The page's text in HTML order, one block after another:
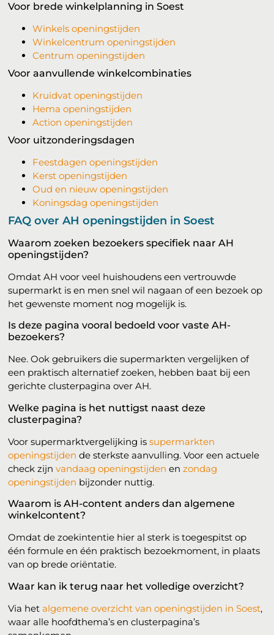
Voor brede winkelplanning in Soest
Winkels openingstijden
Winkelcentrum openingstijden
Centrum openingstijden
Voor aanvullende winkelcombinaties
Kruidvat openingstijden
Hema openingstijden
Action openingstijden
Voor uitzonderingsdagen
Feestdagen openingstijden
Kerst openingstijden
Oud en nieuw openingstijden
Koningsdag openingstijden
FAQ over AH openingstijden in Soest
Waarom zoeken bezoekers specifiek naar AH
openingstijden?
Omdat AH voor veel huishoudens een vertrouwde
supermarkt is en men snel wil nagaan of een bezoek op
het gewenste moment nog mogelijk is.
Is deze pagina vooral bedoeld voor vaste AH-
bezoekers?
Nee. Ook gebruikers die supermarkten vergelijken of
een praktisch alternatief zoeken, hebben baat bij een
gerichte clusterpagina over AH.
Welke pagina is het nuttigst naast deze
clusterpagina?
Voor supermarktvergelijking issupermarkten
openingstijden de sterkste aanvulling. Voor een actuele
check zijnvandaag openingstijden enzondag
openingstijden bijzonder nuttig.
Waarom is AH-content anders dan algemene
winkelcontent?
Omdat de zoekintentie hier al sterk is toegespitst op
één formule en één praktisch bezoekmoment, in plaats
van op brede oriëntatie.
Waar kan ik terug naar het volledige overzicht?
Via hetalgemene overzicht van openingstijden in Soest,
waar alle hoofdthema’s en clusterpagina’s